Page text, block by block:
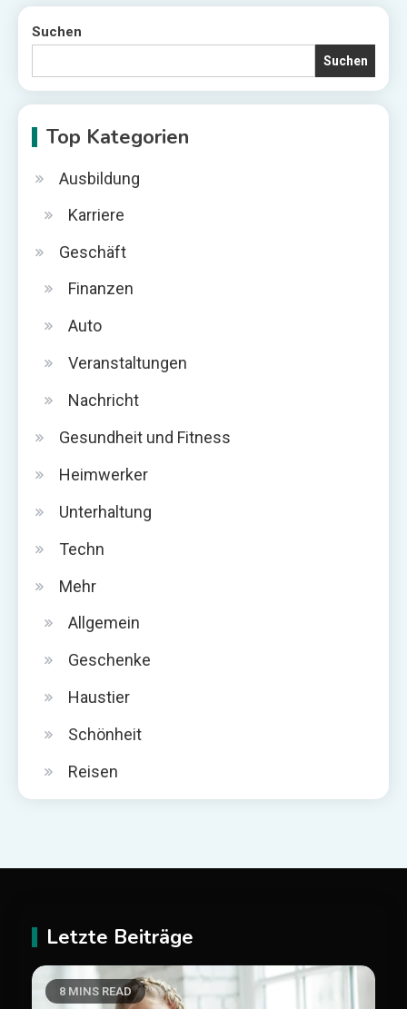
Suchen
Suchen
Top Kategorien
Ausbildung
Karriere
Geschäft
Finanzen
Auto
Veranstaltungen
Nachricht
Gesundheit und Fitness
Heimwerker
Unterhaltung
Techn
Mehr
Allgemein
Geschenke
Haustier
Schönheit
Reisen
Letzte Beiträge
8 MINS READ